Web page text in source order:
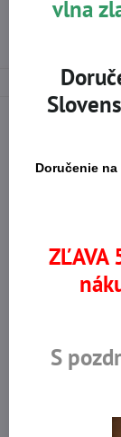
E-SHOP
doplnenie
Na trhu od
vlna
Doručenie
S